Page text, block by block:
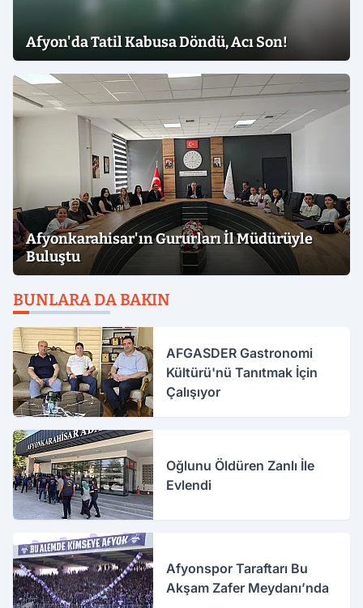
Afyon'da Tatil Kabusa Döndü, Acı Son!
Afyonkarahisar'ın Gururları İl Müdürüyle
Buluştu
BUNLARA DA BAKIN
AFGASDER Gastronomi
Kültürü'nü Tanıtmak İçin
Çalışıyor
Oğlunu Öldüren Zanlı İle
Evlendi
Afyonspor Taraftarı Bu
Akşam Zafer Meydanı’nda